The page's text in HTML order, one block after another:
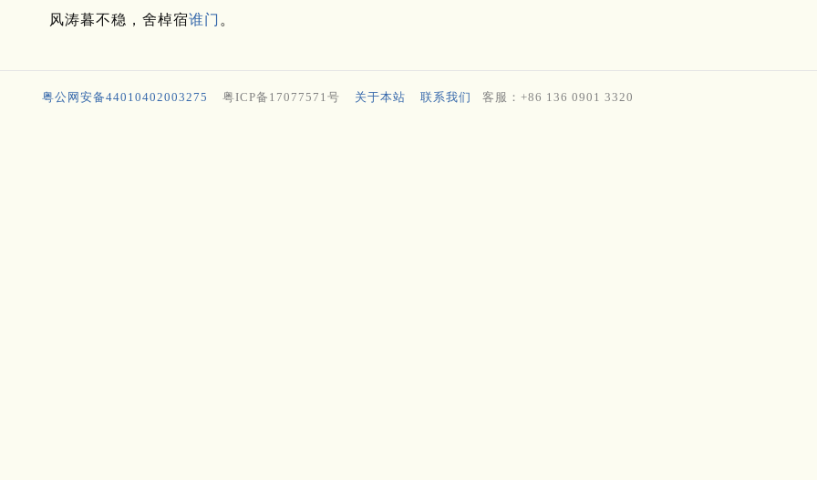
风涛暮不稳，舍棹宿谁门 。
粤公网安备44010402003275 粤ICP备17077571号 关于本站 联系我们 客服：+86 136 0901 3320